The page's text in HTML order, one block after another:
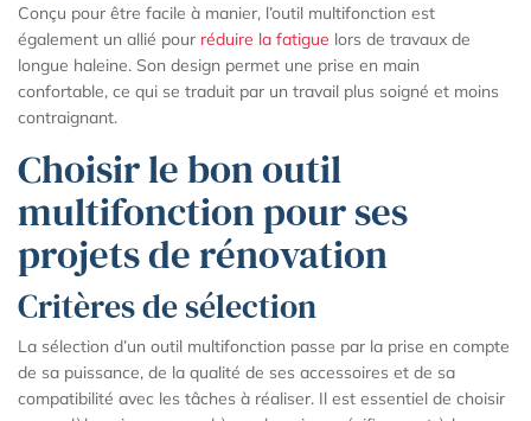
Conçu pour être facile à manier, l’outil multifonction est
également un allié pour réduire la fatigue lors de travaux de
longue haleine. Son design permet une prise en main
confortable, ce qui se traduit par un travail plus soigné et moins
contraignant.
Choisir le bon outil
multifonction pour ses
projets de rénovation
Critères de sélection
La sélection d’un outil multifonction passe par la prise en compte
de sa puissance, de la qualité de ses accessoires et de sa
compatibilité avec les tâches à réaliser. Il est essentiel de choisir